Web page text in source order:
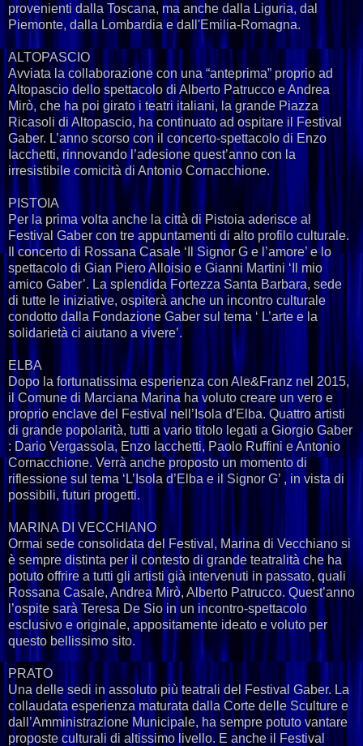
provenienti dalla Toscana, ma anche dalla Liguria, dal
Piemonte, dalla Lombardia e dall'Emilia-Romagna.
ALTOPASCIO
Avviata la collaborazione con una “anteprima” proprio ad
Altopascio dello spettacolo di Alberto Patrucco e Andrea
Mirò, che ha poi girato i teatri italiani, la grande Piazza
Ricasoli di Altopascio, ha continuato ad ospitare il Festival
Gaber. L’anno scorso con il concerto-spettacolo di Enzo
Iacchetti, rinnovando l’adesione quest’anno con la
irresistibile comicità di Antonio Cornacchione.
PISTOIA
Per la prima volta anche la città di Pistoia aderisce al
Festival Gaber con tre appuntamenti di alto profilo culturale.
Il concerto di Rossana Casale ‘Il Signor G e l’amore’ e lo
spettacolo di Gian Piero Alloisio e Gianni Martini ‘Il mio
amico Gaber’. La splendida Fortezza Santa Barbara, sede
di tutte le iniziative, ospiterà anche un incontro culturale
condotto dalla Fondazione Gaber sul tema ‘ L’arte e la
solidarietà ci aiutano a vivere’.
ELBA
Dopo la fortunatissima esperienza con Ale&Franz nel 2015,
il Comune di Marciana Marina ha voluto creare un vero e
proprio enclave del Festival nell’Isola d’Elba. Quattro artisti
di grande popolarità, tutti a vario titolo legati a Giorgio Gaber
: Dario Vergassola, Enzo Iacchetti, Paolo Ruffini e Antonio
Cornacchione. Verrà anche proposto un momento di
riflessione sul tema ‘L’Isola d’Elba e il Signor G’ , in vista di
possibili, futuri progetti.
MARINA DI VECCHIANO
Ormai sede consolidata del Festival, Marina di Vecchiano si
è sempre distinta per il contesto di grande teatralità che ha
potuto offrire a tutti gli artisti già intervenuti in passato, quali
Rossana Casale, Andrea Mirò, Alberto Patrucco. Quest’anno
l’ospite sarà Teresa De Sio in un incontro-spettacolo
esclusivo e originale, appositamente ideato e voluto per
questo bellissimo sito.
PRATO
Una delle sedi in assoluto più teatrali del Festival Gaber. La
collaudata esperienza maturata dalla Corte delle Sculture e
dall’Amministrazione Municipale, ha sempre potuto vantare
proposte culturali di altissimo livello. E anche il Festival